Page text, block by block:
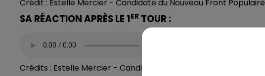
Crédit : Estelle Mercier - Candidate du Nouveau Front Populaire
SA RÉACTION APRÈS LE 1ER TOUR :
Crédits : Estelle Mercier - Candidate du Nouveau Front Populaire